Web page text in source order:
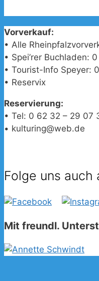
Vorverkauf:
• Alle
• Spei’rer Buchladen:
• Tourist-Info Speyer:
• Reservix
Reservierung:
• Tel: 0 62 32 – 29 07
• kulturing@web.de
Folge uns auch
Mit freundl.